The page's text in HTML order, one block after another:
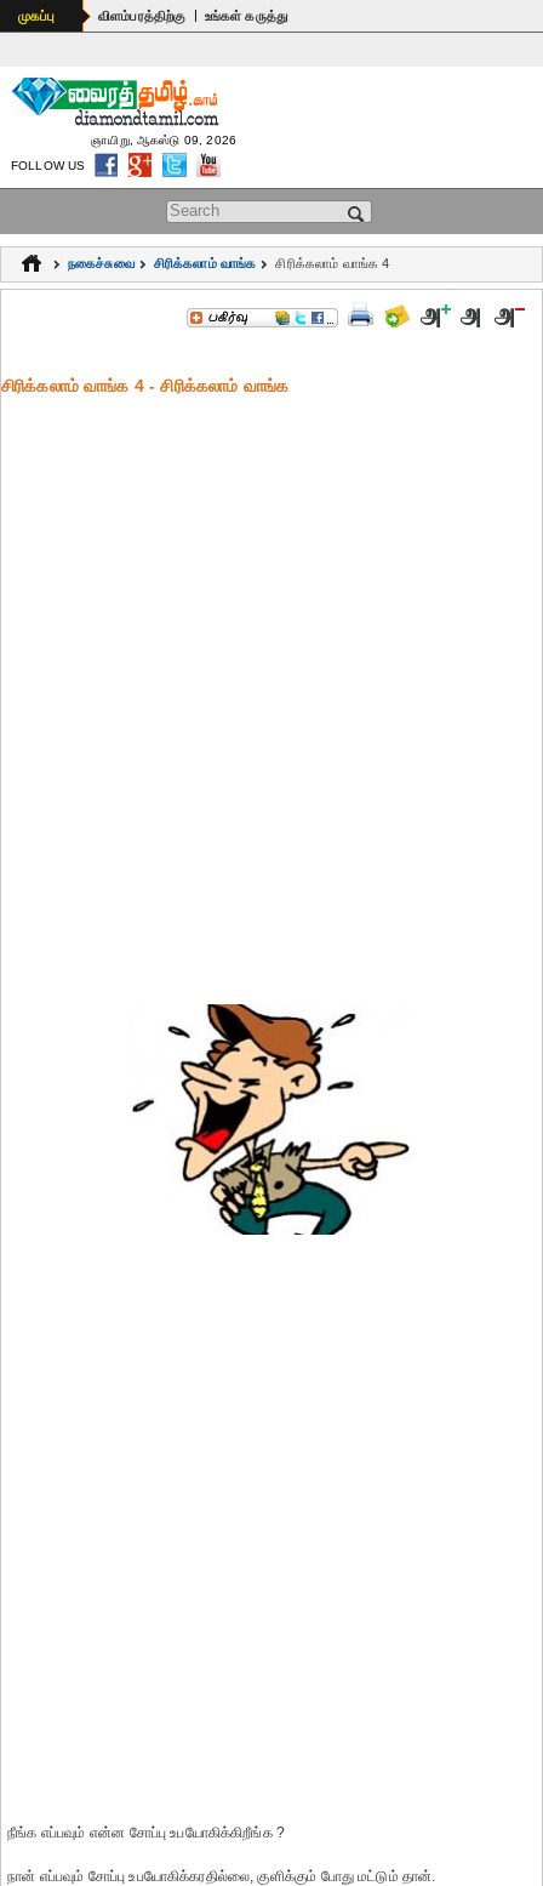
முகப்பு விளம்பரத்திற்கு | உங்கள் கருத்து
Search form
ஞாயிறு, ஆகஸ்டு 09, 2026
FOLLOW US
நகைச்சுவை சிரிக்கலாம் வாங்க சிரிக்கலாம் வாங்க 4
சிரிக்கலாம் வாங்க 4 - சிரிக்கலாம் வாங்க
நீங்க எப்பவும் என்ன சோப்பு உபயோகிக்கிறீங்க ?
நான் எப்பவும் சோப்பு உபயோகிக்கரதில்லை, குளிக்கும் போது மட்டும் தான்.